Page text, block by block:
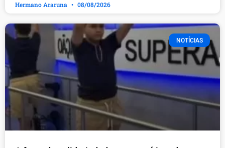
Hermano Araruna 08/08/2026
NOTÍCIAS